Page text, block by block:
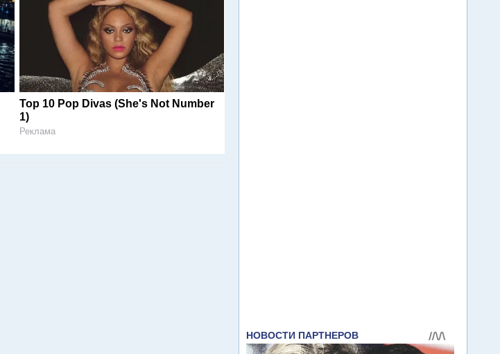
Top 10 Pop Divas (She's Not Number
1)
Реклама